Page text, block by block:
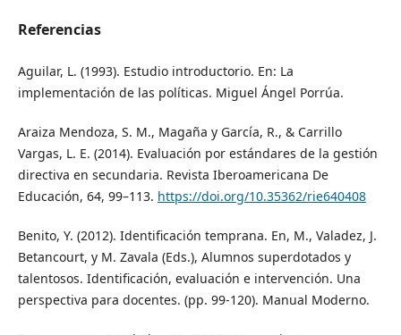
Referencias
Aguilar, L. (1993). Estudio introductorio. En: La
implementación de las políticas. Miguel Ángel Porrúa.
Araiza Mendoza, S. M., Magaña y García, R., & Carrillo
Vargas, L. E. (2014). Evaluación por estándares de la gestión
directiva en secundaria. Revista Iberoamericana De
Educación, 64, 99–113. https://doi.org/10.35362/rie640408
Benito, Y. (2012). Identificación temprana. En, M., Valadez, J.
Betancourt, y M. Zavala (Eds.), Alumnos superdotados y
talentosos. Identificación, evaluación e intervención. Una
perspectiva para docentes. (pp. 99-120). Manual Moderno.